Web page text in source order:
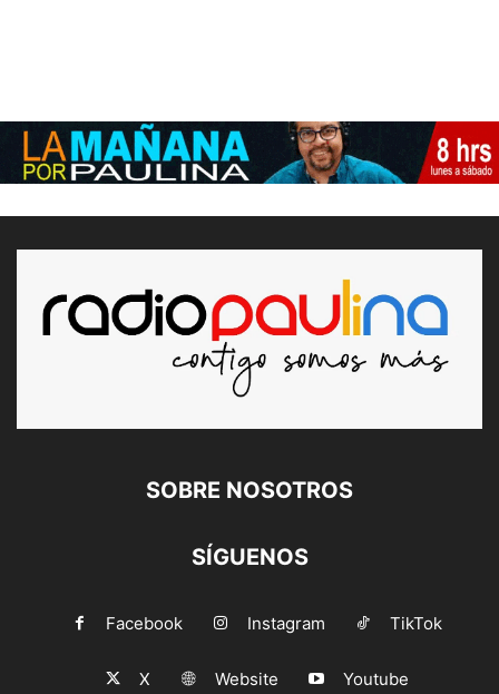
SOBRE NOSOTROS
SÍGUENOS
Facebook Instagram TikTok
X Website Youtube